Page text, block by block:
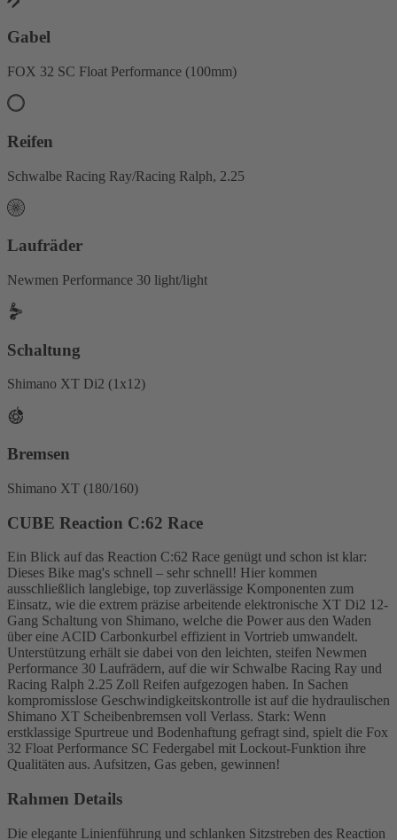
Gabel
FOX 32 SC Float Performance (100mm)
Reifen
Schwalbe Racing Ray/Racing Ralph, 2.25
Laufräder
Newmen Performance 30 light/light
Schaltung
Shimano XT Di2 (1x12)
Bremsen
Shimano XT (180/160)
CUBE Reaction C:62 Race
Ein Blick auf das Reaction C:62 Race genügt und schon ist klar:
Dieses Bike mag's schnell – sehr schnell! Hier kommen
ausschließlich langlebige, top zuverlässige Komponenten zum
Einsatz, wie die extrem präzise arbeitende elektronische XT Di2 12-
Gang Schaltung von Shimano, welche die Power aus den Waden
über eine ACID Carbonkurbel effizient in Vortrieb umwandelt.
Unterstützung erhält sie dabei von den leichten, steifen Newmen
Performance 30 Laufrädern, auf die wir Schwalbe Racing Ray und
Racing Ralph 2.25 Zoll Reifen aufgezogen haben. In Sachen
kompromisslose Geschwindigkeitskontrolle ist auf die hydraulischen
Shimano XT Scheibenbremsen voll Verlass. Stark: Wenn
erstklassige Spurtreue und Bodenhaftung gefragt sind, spielt die Fox
32 Float Performance SC Federgabel mit Lockout-Funktion ihre
Qualitäten aus. Aufsitzen, Gas geben, gewinnen!
Rahmen Details
Die elegante Linienführung und schlanken Sitzstreben des Reaction